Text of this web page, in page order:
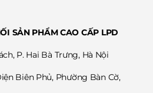
SẢN PHẨM CAO CẤP LPD
P. Hai Bà Trưng, Hà Nội
Biên Phủ, Phường Bàn Cờ,